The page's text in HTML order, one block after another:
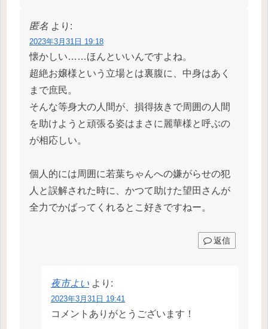
匿名 より:
2023年3月31日 19:18
懐かしい……ほんといいんですよね。
超絶お嬢様という立場とは裏腹に、中身はあく
まで庶民。
そんな等身大の人間が、損得抜きで周囲の人間
を助けようと頑張る姿はまさに麗華様と呼ぶの
が相応しい。
個人的には周囲に若葉ちゃんへの嫌がらせの犯
人と誤解された時に、かつて助けた望田さんが
全力でかばってくれるとこ好きですねー。
返信
夜市よい より:
2023年3月31日 19:41
コメントありがとうございます！